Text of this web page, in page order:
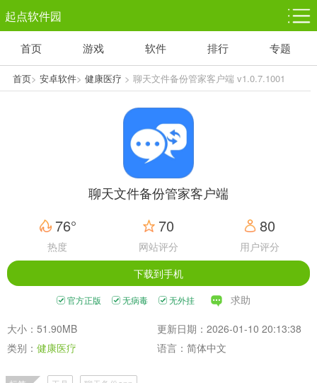
起点软件园
塔防游戏
1千+款游戏
休闲益智
1万+款游戏
体育竞技
5百+款游戏
赛车竞速
3百+款游戏
首页 游戏 软件 排行 专题
首页> 安卓软件> 健康医疗 > 聊天文件备份管家客户端 v1.0.7.1001
聊天文件备份管家客户端
76°
热度
70
网站评分
80
用户评分
下载到手机
官方正版 无病毒 无外挂 求助
大小：51.90MB
更新日期：2026-01-10 20:13:38
类别： 健康医疗 语言：简体中文